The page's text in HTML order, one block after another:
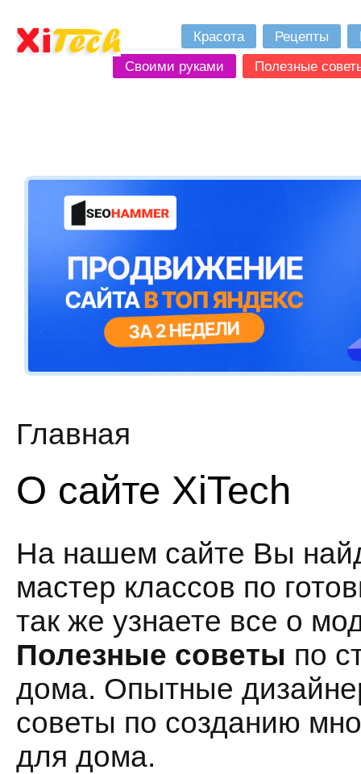
Красота Рецепты
Своими руками
Полезные
Главная
О сайте XiTech
На нашем сайте Вы
мастер классов по
так же узнаете все о
Полезные советы по
дома. Опытные
советы по созданию
для дома.